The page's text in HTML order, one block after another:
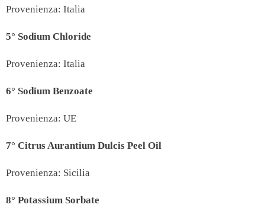
Provenienza: Italia
5° Sodium Chloride
Provenienza: Italia
6° Sodium Benzoate
Provenienza: UE
7° Citrus Aurantium Dulcis Peel Oil
Provenienza: Sicilia
8° Potassium Sorbate